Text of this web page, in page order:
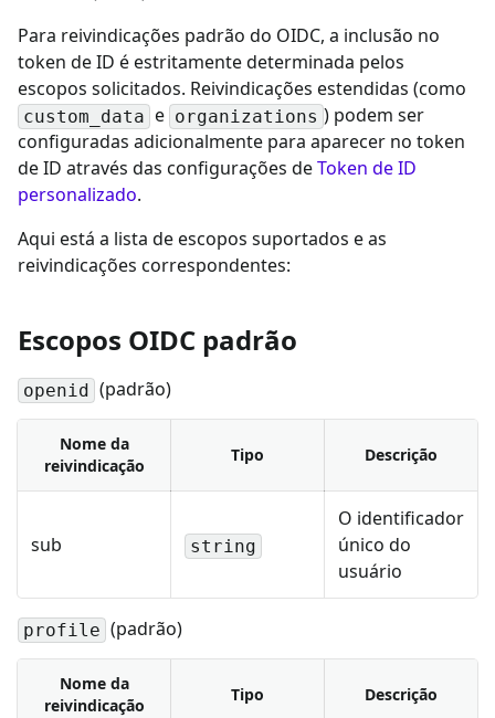
Para reivindicações padrão do OIDC, a inclusão no
token de ID é estritamente determinada pelos
escopos solicitados. Reivindicações estendidas (como
custom_data e organizations ) podem ser
configuradas adicionalmente para aparecer no token
de ID através das configurações deToken de ID
personalizado.
Aqui está a lista de escopos suportados e as
reivindicações correspondentes:
Escopos OIDC padrão
openid (padrão)
Nome da
reivindicação
Tipo Descrição
sub string
O identificador
único do
usuário
profile (padrão)
Nome da
reivindicação
Tipo Descrição